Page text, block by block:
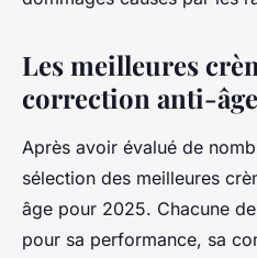
Les meilleures
correction anti-
Après avoir évalué de
sélection des meilleures
âge pour 2025. Chacune
pour sa performance, sa